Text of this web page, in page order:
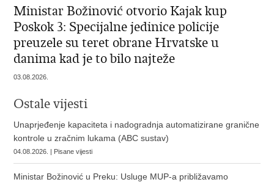
Ministar Božinović otvorio Kajak kup
Poskok 3: Specijalne jedinice policije
preuzele su teret obrane Hrvatske u
danima kad je to bilo najteže
03.08.2026.
Ostale vijesti
Unaprjeđenje kapaciteta i nadogradnja automatizirane granične
kontrole u zračnim lukama (ABC sustav)
04.08.2026. | Pisane vijesti
Ministar Božinović u Preku: Usluge MUP-a približavamo